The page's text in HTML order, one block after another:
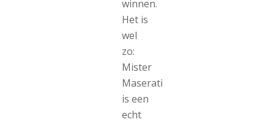
winnen.
Het is
wel
zo:
Mister
Maserati
is een
echt